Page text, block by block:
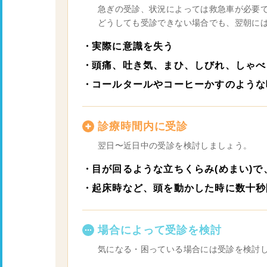
急ぎの受診、状況によっては救急車が必要
どうしても受診できない場合でも、翌朝に
実際に意識を失う
頭痛、吐き気、まひ、しびれ、しゃ
コールタールやコーヒーかすのよう
診療時間内に受診
翌日〜近日中の受診を検討しましょう。
目が回るような立ちくらみ(めまい)
起床時など、頭を動かした時に数十
場合によって受診を検討
気になる・困っている場合には受診を検討